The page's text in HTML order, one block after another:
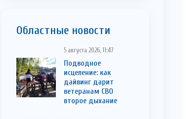
Областные новости
5 августа 2026, 11:47
Подводное
исцеление: как
дайвинг дарит
ветеранам СВО
второе дыхание